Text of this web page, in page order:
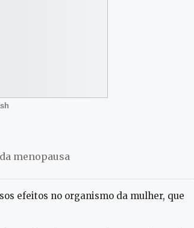
menopausa
efeitos no organismo da mulher, que